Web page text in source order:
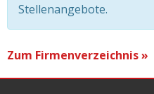
Stellenangebote.
Zum Firmenverzeichnis »